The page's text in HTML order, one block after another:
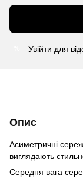
Увійти для
Опис
Асиметричні
виглядають
Середня вага